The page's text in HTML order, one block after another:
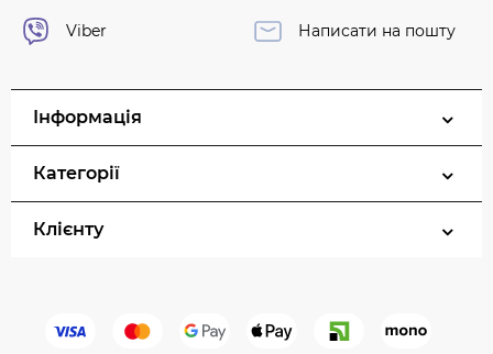
Viber Написати на пошту
Інформація
Категорії
Клієнту